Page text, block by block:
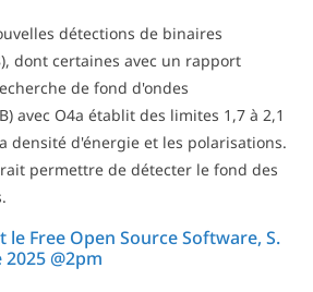
détections de binaires
dont certaines avec un rapport
de fond d'ondes
avec O4a établit des limites 1,7 à 2,1
densité d'énergie et les polarisations.
permettre de détecter le fond des
Free Open Source Software, S.
@2pm